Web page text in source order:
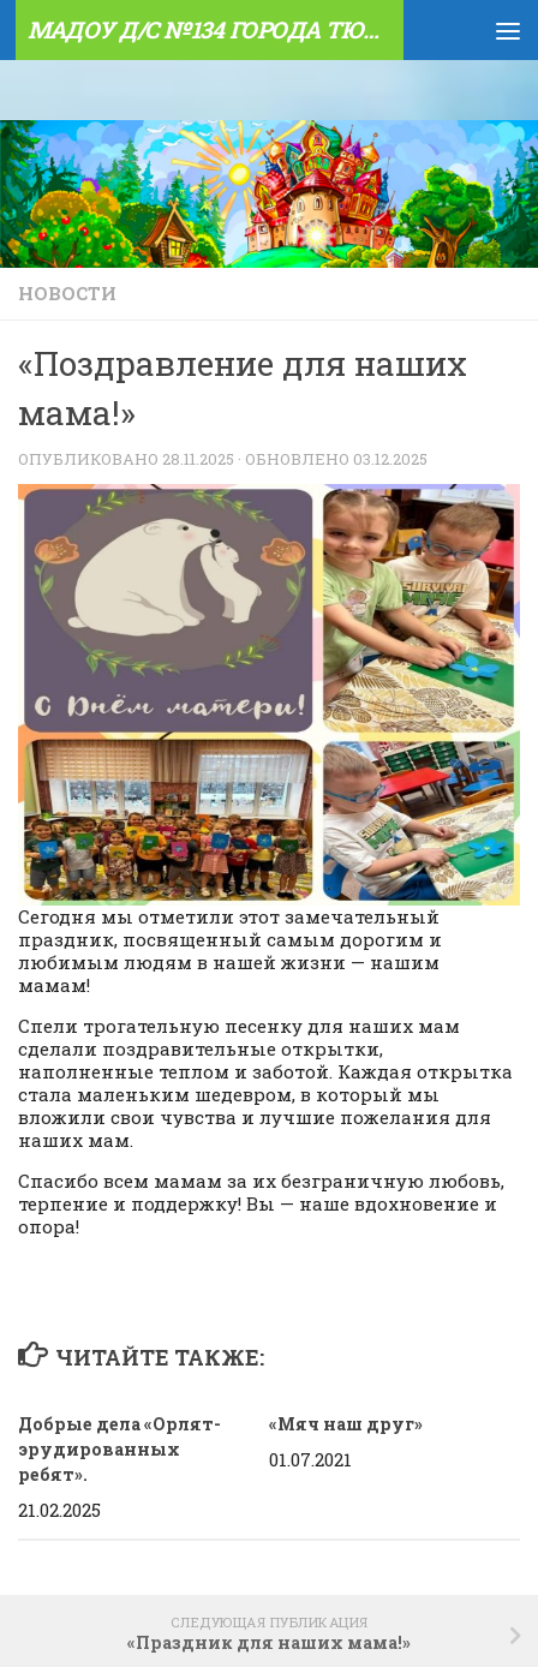
Skip to content МАДОУ Д/С №134 ГОРОДА ТЮМЕНИ
НОВОСТИ
«Поздравление для наших
мама!»
ОПУБЛИКОВАНО 28.11.2025 · ОБНОВЛЕНО 03.12.2025
Сегодня мы отметили этот замечательный
праздник, посвященный самым дорогим и
любимым людям в нашей жизни — нашим
мамам!
Спели трогательную песенку для наших мам
сделали поздравительные открытки,
наполненные теплом и заботой. Каждая открытка
стала маленьким шедевром, в который мы
вложили свои чувства и лучшие пожелания для
наших мам.
Спасибо всем мамам за их безграничную любовь,
терпение и поддержку! Вы — наше вдохновение и
опора!
ЧИТАЙТЕ ТАКЖЕ:
Добрые дела «Орлят-
эрудированных
ребят».
21.02.2025
«Мяч наш друг»
01.07.2021
СЛЕДУЮЩАЯ ПУБЛИКАЦИЯ
«Праздник для наших мама!»